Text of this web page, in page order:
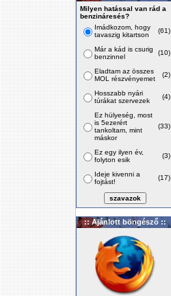
Milyen hatással van rád a
benzináresés?
Imádkozom, hogy
tavaszig kitartson
(61)
Már a kád is csurig
benzinnel
(10)
Eladtam az összes
MOL részvényemet
(2)
Hosszabb nyári
túrákat szervezek
(4)
Ez hülyeség, most
is 5ezerért
tankoltam, mint
máskor
(33)
Ez egy ilyen év,
folyton esik
(3)
Ideje kivenni a
fojtást!
(17)
:: Ajánlott böngésző ::